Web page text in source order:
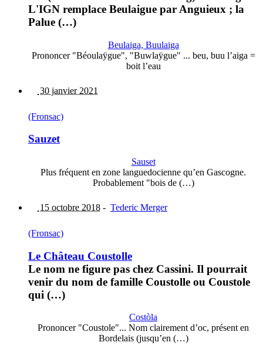
L'IGN remplace Beulaigue par Anguieux ; la
Palue (…)
Beulaiga, Buulaiga
Prononcer "Béoulaÿgue", "Buwlaÿgue" ... beu, buu l’aiga =
boit l’eau
30 janvier 2021
(Fronsac)
Sauzet
Sauset
Plus fréquent en zone languedocienne qu’en Gascogne.
Probablement "bois de (…)
15 octobre 2018 - Tederic Merger
(Fronsac)
Le Château Coustolle
Le nom ne figure pas chez Cassini. Il pourrait
venir du nom de famille Coustolle ou Coustole
qui (…)
Costòla
Prononcer "Coustole"... Nom clairement d’oc, présent en
Bordelais (jusqu’en (…)